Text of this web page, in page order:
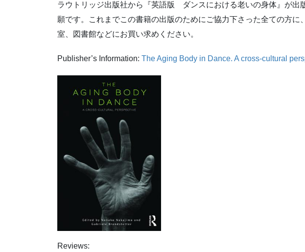
ラウトリッジ出版社から『英語版 ダンスにおける老いの身体』が出
願です。これまでこの書籍の出版のためにご協力下さった全ての方
室、図書館などにお買い求めください。
Publisher’s Information: The Aging Body in Dance. A cross-cultural
Reviews: